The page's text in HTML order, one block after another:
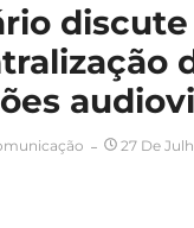
discute
27 De